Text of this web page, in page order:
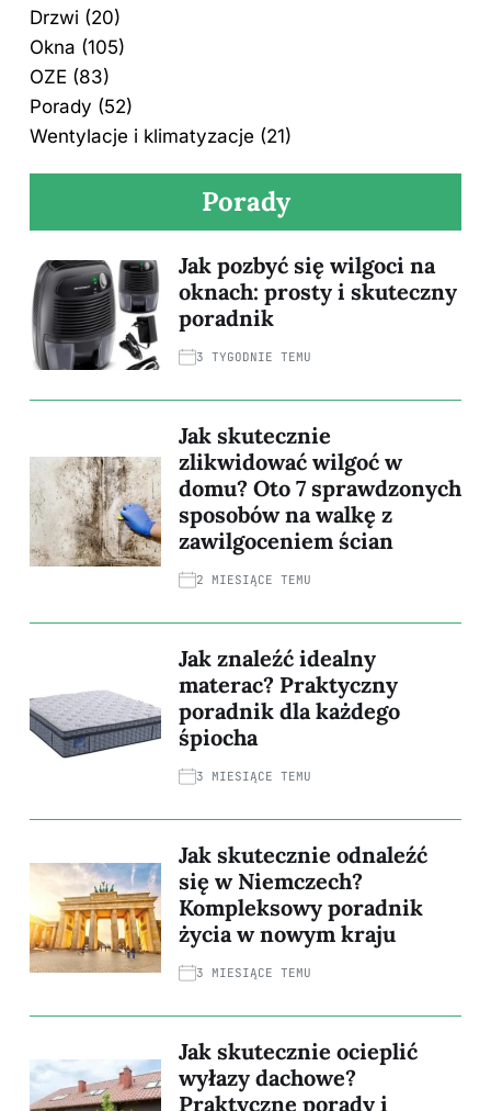
Drzwi (20)
Okna (105)
OZE (83)
Porady (52)
Wentylacje i klimatyzacje (21)
Porady
Jak pozbyć się wilgoci na
oknach: prosty i skuteczny
poradnik
3 TYGODNIE TEMU
Jak skutecznie
zlikwidować wilgoć w
domu? Oto 7 sprawdzonych
sposobów na walkę z
zawilgoceniem ścian
2 MIESIĄCE TEMU
Jak znaleźć idealny
materac? Praktyczny
poradnik dla każdego
śpiocha
3 MIESIĄCE TEMU
Jak skutecznie odnaleźć
się w Niemczech?
Kompleksowy poradnik
życia w nowym kraju
3 MIESIĄCE TEMU
Jak skutecznie ocieplić
wyłazy dachowe?
Praktyczne porady i